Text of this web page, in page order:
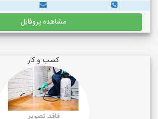
مشاهده پروفایل
کسب و کار